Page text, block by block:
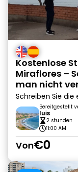
Kostenlose
Miraflores –
man nicht
Schreiben Sie die
Bereitgestellt
luis
2 stunden
11:00 AM
Von€0